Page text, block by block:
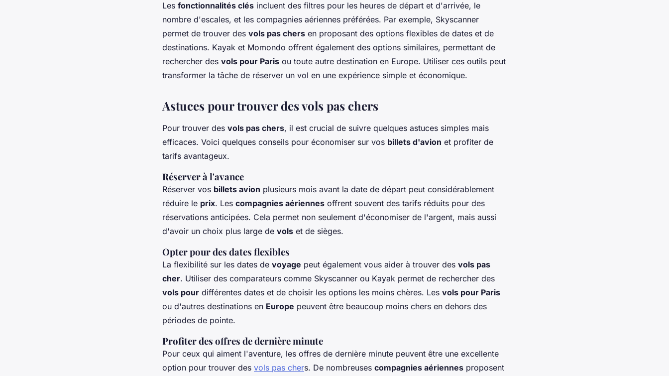
Les fonctionnalités clés incluent des filtres pour les heures de départ et d'arrivée, le
nombre d'escales, et les compagnies aériennes préférées. Par exemple, Skyscanner
permet de trouver des vols pas chers en proposant des options flexibles de dates et de
destinations. Kayak et Momondo offrent également des options similaires, permettant de
rechercher des vols pour Paris ou toute autre destination en Europe. Utiliser ces outils peut
transformer la tâche de réserver un vol en une expérience simple et économique.
Astuces pour trouver des vols pas chers
Pour trouver des vols pas chers, il est crucial de suivre quelques astuces simples mais
efficaces. Voici quelques conseils pour économiser sur vos billets d'avion et profiter de
tarifs avantageux.
Réserver à l'avance
Réserver vos billets avion plusieurs mois avant la date de départ peut considérablement
réduire le prix. Les compagnies aériennes offrent souvent des tarifs réduits pour des
réservations anticipées. Cela permet non seulement d'économiser de l'argent, mais aussi
d'avoir un choix plus large de vols et de sièges.
Opter pour des dates flexibles
La flexibilité sur les dates de voyage peut également vous aider à trouver des vols pas
cher. Utiliser des comparateurs comme Skyscanner ou Kayak permet de rechercher des
vols pour différentes dates et de choisir les options les moins chères. Les vols pour Paris
ou d'autres destinations en Europe peuvent être beaucoup moins chers en dehors des
périodes de pointe.
Profiter des offres de dernière minute
Pour ceux qui aiment l'aventure, les offres de dernière minute peuvent être une excellente
option pour trouver des vols pas chers. De nombreuses compagnies aériennes proposent